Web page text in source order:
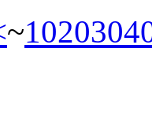
~102030